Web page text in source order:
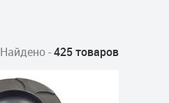
Найдено -425 товаров